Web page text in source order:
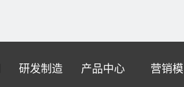
研发制造 产品中心 营销